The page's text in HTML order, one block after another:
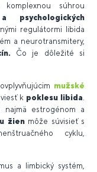
súhrou
psychologických
regulátormi libida
a neurotransmitery,
Čo je dôležité si
mužské
k poklesu libida
estrogénom a
žienmôže súvisieť s
cyklu,
a limbický systém,